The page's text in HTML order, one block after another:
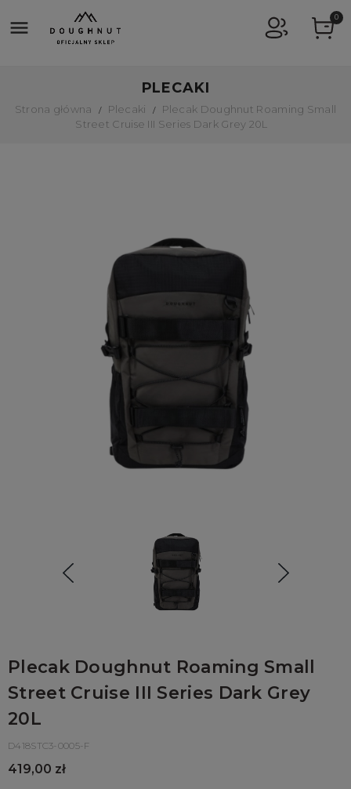
 0
PLECAKI
Strona główna Plecaki
Plecak Doughnut Roaming Small
Street Cruise III Series Dark Grey 20L
Plecak Doughnut Roaming Small
Street Cruise III Series Dark Grey
20L
D418STC3-0005-F
419,00 zł